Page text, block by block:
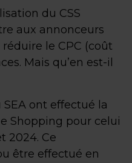
du CSS
aux annonceurs
le CPC (coût
Mais qu’en est-il
ont effectué la
Shopping pour celui
2024. Ce
être effectué en